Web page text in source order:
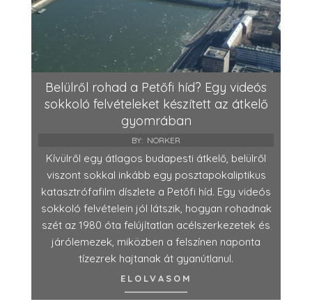
Belülről rohad a Petőfi híd? Egy videós
sokkoló felvételeket készített az átkelő
gyomrában
BY: NORKER
Kívülről egy átlagos budapesti átkelő, belülről
viszont sokkal inkább egy posztapokaliptikus
katasztrófafilm díszlete a Petőfi híd. Egy videós
sokkoló felvételein jól látszik, hogyan rohadnak
szét az 1980 óta felújítatlan acélszerkezetek és
járólemezek, miközben a felszínen naponta
tízezrek hajtanak át gyanútlanul.
ELOLVASOM